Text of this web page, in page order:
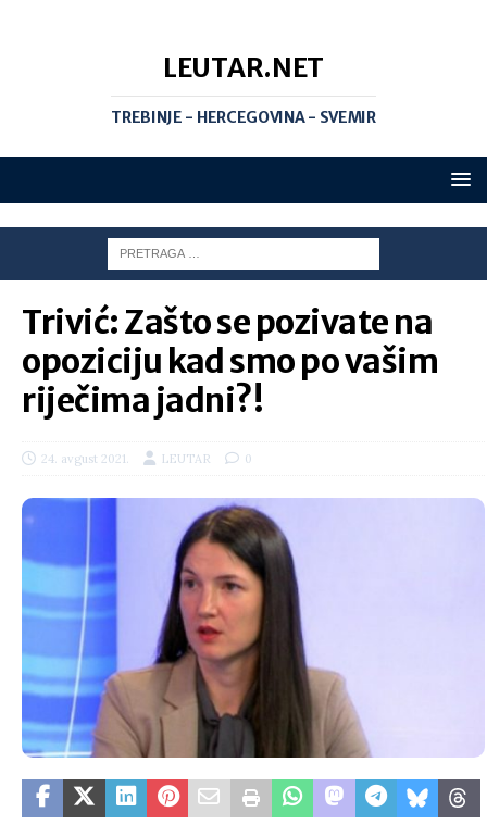
LEUTAR.NET
TREBINJE - HERCEGOVINA - SVEMIR
Trivić: Zašto se pozivate na
opoziciju kad smo po vašim
riječima jadni?!
24. avgust 2021. LEUTAR 0